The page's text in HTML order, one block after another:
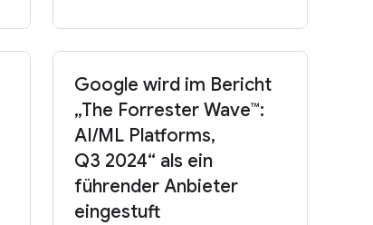
Google wird im Bericht
„The Forrester Wave™:
AI/ML Platforms,
Q3 2024“ als ein
führender Anbieter
eingestuft